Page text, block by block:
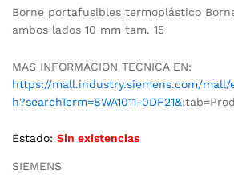
Borne portafusibles termoplástico
ambos lados 10 mm tam. 15
MAS INFORMACION TECNICA EN:
https://mall.industry.siemens.com/mall/
h?searchTerm=8WA1011-0DF21&
Estado: Sin existencias
SIEMENS